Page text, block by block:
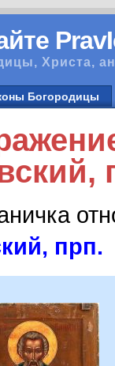
Христа,
Богородицы
прп.